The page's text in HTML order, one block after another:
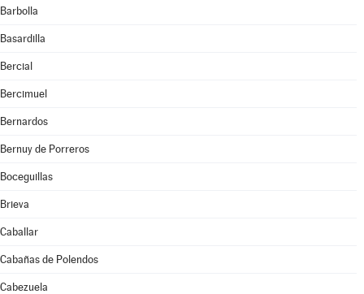
Barbolla
Basardilla
Bercial
Bercimuel
Bernardos
Bernuy de Porreros
Boceguillas
Brieva
Caballar
Cabañas de Polendos
Cabezuela